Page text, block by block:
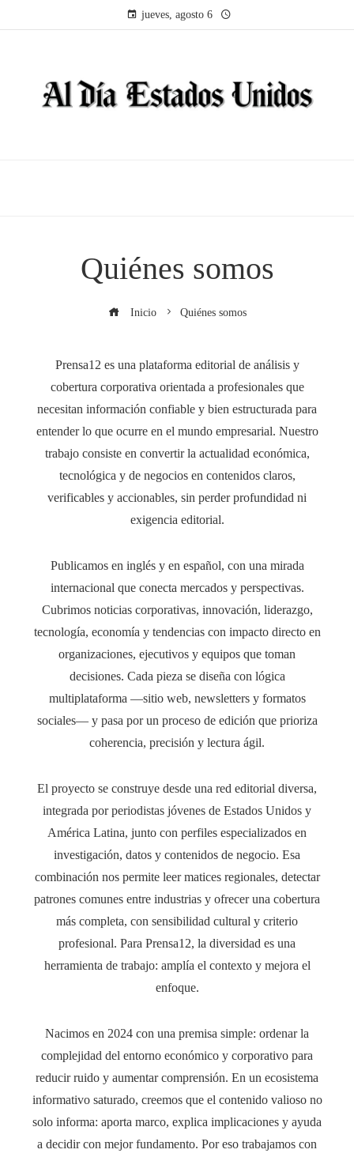
jueves, agosto 6
Quiénes somos
Inicio Quiénes somos
Prensa12 es una plataforma editorial de análisis y
cobertura corporativa orientada a profesionales que
necesitan información confiable y bien estructurada para
entender lo que ocurre en el mundo empresarial. Nuestro
trabajo consiste en convertir la actualidad económica,
tecnológica y de negocios en contenidos claros,
verificables y accionables, sin perder profundidad ni
exigencia editorial.
Publicamos en inglés y en español, con una mirada
internacional que conecta mercados y perspectivas.
Cubrimos noticias corporativas, innovación, liderazgo,
tecnología, economía y tendencias con impacto directo en
organizaciones, ejecutivos y equipos que toman
decisiones. Cada pieza se diseña con lógica
multiplataforma —sitio web, newsletters y formatos
sociales— y pasa por un proceso de edición que prioriza
coherencia, precisión y lectura ágil.
El proyecto se construye desde una red editorial diversa,
integrada por periodistas jóvenes de Estados Unidos y
América Latina, junto con perfiles especializados en
investigación, datos y contenidos de negocio. Esa
combinación nos permite leer matices regionales, detectar
patrones comunes entre industrias y ofrecer una cobertura
más completa, con sensibilidad cultural y criterio
profesional. Para Prensa12, la diversidad es una
herramienta de trabajo: amplía el contexto y mejora el
enfoque.
Nacimos en 2024 con una premisa simple: ordenar la
complejidad del entorno económico y corporativo para
reducir ruido y aumentar comprensión. En un ecosistema
informativo saturado, creemos que el contenido valioso no
solo informa: aporta marco, explica implicaciones y ayuda
a decidir con mejor fundamento. Por eso trabajamos con